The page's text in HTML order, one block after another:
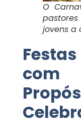
O
jovens a
com